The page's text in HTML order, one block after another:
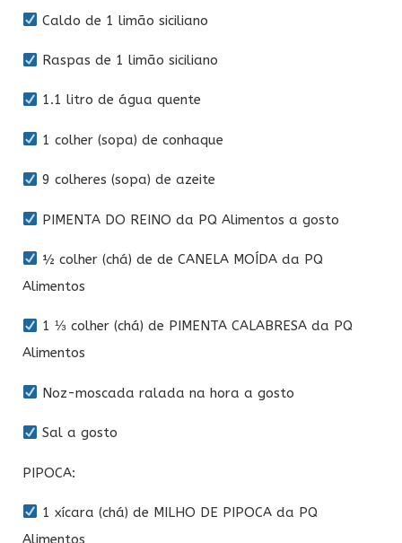
Caldo de 1 limão siciliano
Raspas de 1 limão siciliano
1.1 litro de água quente
1 colher (sopa) de conhaque
9 colheres (sopa) de azeite
PIMENTA DO REINO da PQ Alimentos a gosto
½ colher (chá) de de CANELA MOÍDA da PQ
Alimentos
1 ⅓ colher (chá) de PIMENTA CALABRESA da PQ
Alimentos
Noz-moscada ralada na hora a gosto
Sal a gosto
PIPOCA:
1 xícara (chá) de MILHO DE PIPOCA da PQ
Alimentos